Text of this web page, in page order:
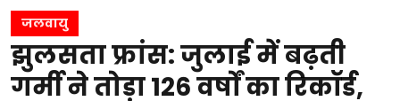
जलवायु
झुलसता फ्रांस: जुलाई में बढ़ती
गर्मी ने तोड़ा 126 वर्षों का रिकॉर्ड,